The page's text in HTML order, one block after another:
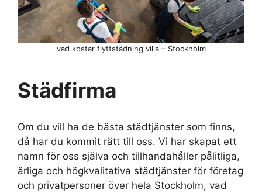
Städfirma
Om du vill ha de bästa städtjänster som finns,
då har du kommit rätt till oss. Vi har skapat ett
namn för oss själva och tillhandahåller pålitliga,
ärliga och högkvalitativa städtjänster för företag
och privatpersoner över hela Stockholm, vad
vad kostar flyttstädning villa – Stockholm